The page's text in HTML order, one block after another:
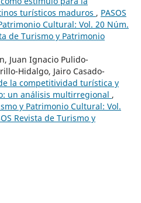
turísticos maduros , PASOS
Cultural: Vol. 20 Núm.
de Turismo y Patrimonio
Juan Ignacio Pulido-
Hidalgo, Jairo Casado-
la competitividad turística y
un análisis multirregional ,
y Patrimonio Cultural: Vol.
Revista de Turismo y